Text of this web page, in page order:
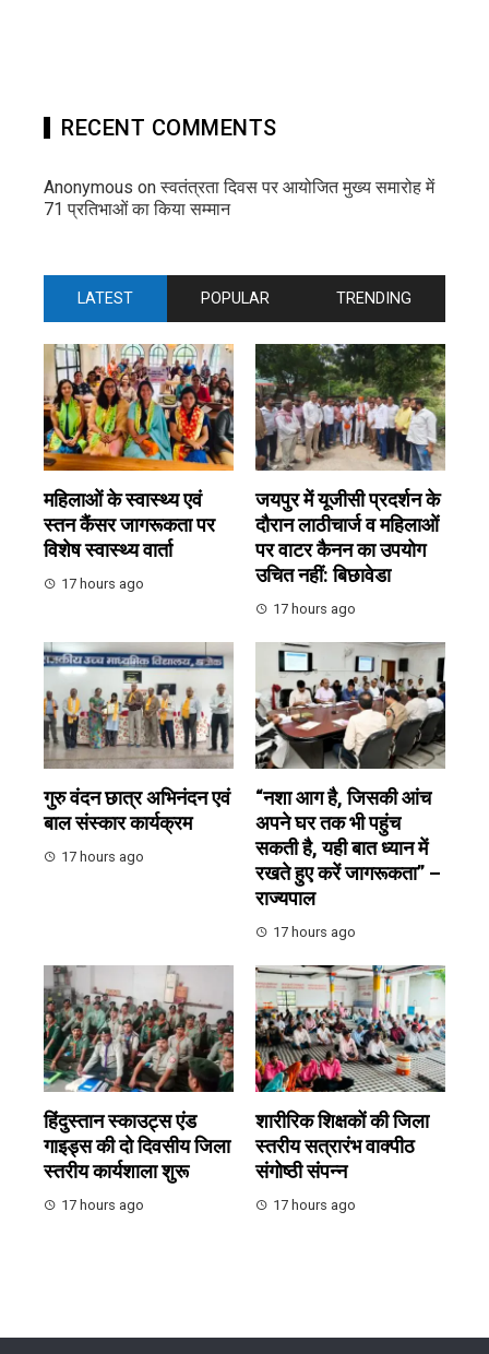
RECENT COMMENTS
Anonymous onस्वतंत्रता दिवस पर आयोजित मुख्य समारोह में
71 प्रतिभाओं का किया सम्मान
LATEST POPULAR TRENDING
महिलाओं के स्वास्थ्य एवं
स्तन कैंसर जागरूकता पर
विशेष स्वास्थ्य वार्ता
17 hours ago
जयपुर में यूजीसी प्रदर्शन के
दौरान लाठीचार्ज व महिलाओं
पर वाटर कैनन का उपयोग
उचित नहीं: बिछावेडा
17 hours ago
गुरु वंदन छात्र अभिनंदन एवं
बाल संस्कार कार्यक्रम
17 hours ago
“नशा आग है, जिसकी आंच
अपने घर तक भी पहुंच
सकती है, यही बात ध्यान में
रखते हुए करें जागरूकता” –
राज्यपाल
17 hours ago
हिंदुस्तान स्काउट्स एंड
गाइड्स की दो दिवसीय जिला
स्तरीय कार्यशाला शुरू
17 hours ago
शारीरिक शिक्षकों की जिला
स्तरीय सत्रारंभ वाक्पीठ
संगोष्ठी संपन्न
17 hours ago